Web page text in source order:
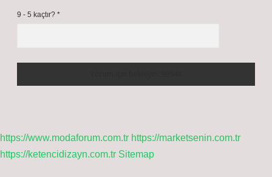
9 - 5 kaçtır? *
https://www.modaforum.com.tr https://marketsenin.com.tr
https://ketencidizayn.com.tr Sitemap